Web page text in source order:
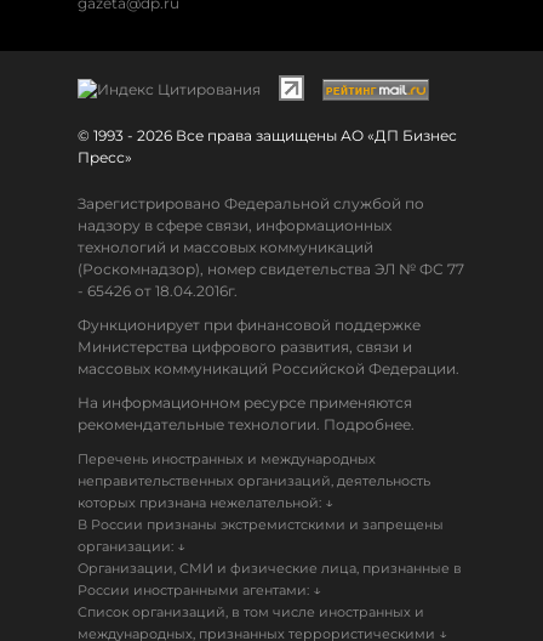
© 1993 - 2026 Все права защищены АО «ДП Бизнес
Пресс»
Зарегистрировано Федеральной службой по
надзору в сфере связи, информационных
технологий и массовых коммуникаций
(Роскомнадзор), номер свидетельства ЭЛ № ФС 77
- 65426 от 18.04.2016г.
Функционирует при финансовой поддержке
Министерства цифрового развития, связи и
массовых коммуникаций Российской Федерации.
На информационном ресурсе применяются
рекомендательные технологии. Подробнее.
Перечень иностранных и международных
неправительственных организаций, деятельность
которых признана нежелательной: ↓
В России признаны экстремистскими и запрещены
организации: ↓
Организации, СМИ и физические лица, признанные в
России иностранными агентами: ↓
Список организаций, в том числе иностранных и
международных, признанных террористическими ↓